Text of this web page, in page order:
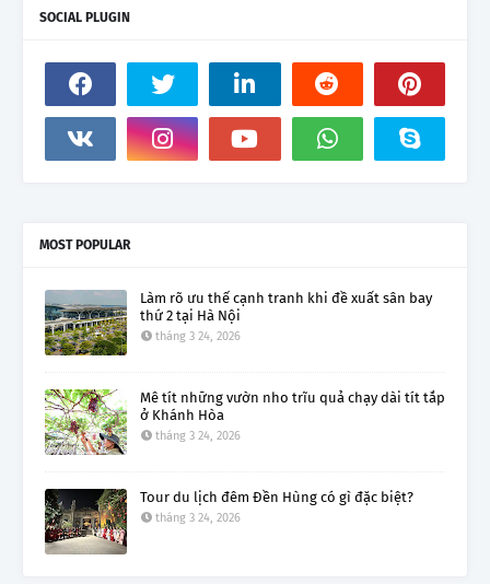
SOCIAL PLUGIN
MOST POPULAR
Làm rõ ưu thế cạnh tranh khi đề xuất sân bay
thứ 2 tại Hà Nội
tháng 3 24, 2026
Mê tít những vườn nho trĩu quả chạy dài tít tắp
ở Khánh Hòa
tháng 3 24, 2026
Tour du lịch đêm Đền Hùng có gì đặc biệt?
tháng 3 24, 2026